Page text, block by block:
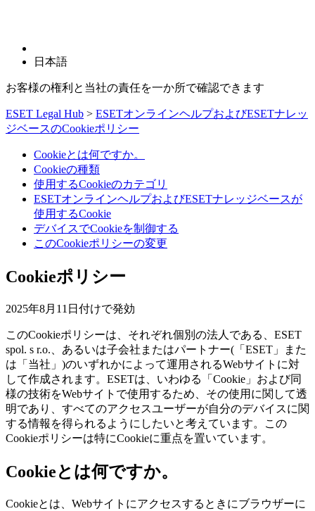
日本語
お客様の権利と当社の責任を一か所で確認できます
ESET Legal Hub > ESETオンラインヘルプおよびESETナレッ
ジベースのCookieポリシー
Cookieとは何ですか。
Cookieの種類
使用するCookieのカテゴリ
ESETオンラインヘルプおよびESETナレッジベースが
使用するCookie
デバイスでCookieを制御する
このCookieポリシーの変更
Cookieポリシー
2025年8月11日付けで発効
このCookieポリシーは、それぞれ個別の法人である、ESET
spol. s r.o.、あるいは子会社またはパートナー(「ESET」また
は「当社」)のいずれかによって運用されるWebサイトに対
して作成されます。ESETは、いわゆる「Cookie」および同
様の技術をWebサイトで使用するため、その使用に関して透
明であり、すべてのアクセスユーザーが自分のデバイスに関
する情報を得られるようにしたいと考えています。この
Cookieポリシーは特にCookieに重点を置いています。
Cookieとは何ですか。
Cookieとは、Webサイトにアクセスするときにブラウザーに